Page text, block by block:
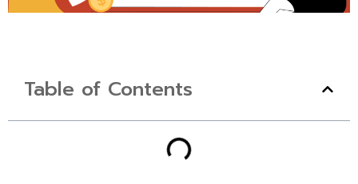
Table of Contents